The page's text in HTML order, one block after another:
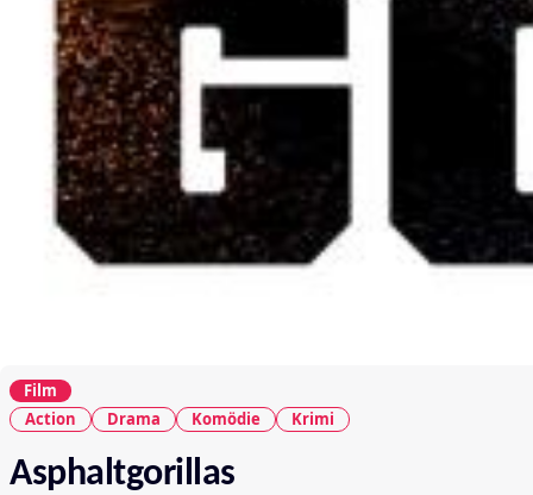
Film
Action
Drama Komödie Krimi
Asphaltgorillas